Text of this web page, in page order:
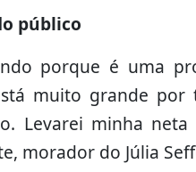
público
porque é uma
muito grande
Levarei minha
morador do Júlia